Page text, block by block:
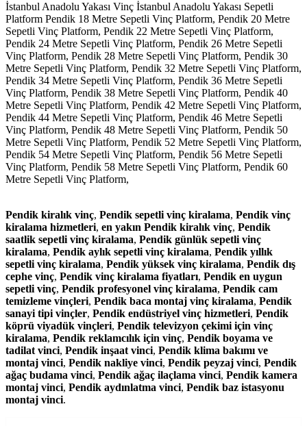
İstanbul Anadolu Yakası Vinç İstanbul Anadolu Yakası Sepetli
Platform Pendik 18 Metre Sepetli Vinç Platform, Pendik 20 Metre
Sepetli Vinç Platform, Pendik 22 Metre Sepetli Vinç Platform,
Pendik 24 Metre Sepetli Vinç Platform, Pendik 26 Metre Sepetli
Vinç Platform, Pendik 28 Metre Sepetli Vinç Platform, Pendik 30
Metre Sepetli Vinç Platform, Pendik 32 Metre Sepetli Vinç Platform,
Pendik 34 Metre Sepetli Vinç Platform, Pendik 36 Metre Sepetli
Vinç Platform, Pendik 38 Metre Sepetli Vinç Platform, Pendik 40
Metre Sepetli Vinç Platform, Pendik 42 Metre Sepetli Vinç Platform,
Pendik 44 Metre Sepetli Vinç Platform, Pendik 46 Metre Sepetli
Vinç Platform, Pendik 48 Metre Sepetli Vinç Platform, Pendik 50
Metre Sepetli Vinç Platform, Pendik 52 Metre Sepetli Vinç Platform,
Pendik 54 Metre Sepetli Vinç Platform, Pendik 56 Metre Sepetli
Vinç Platform, Pendik 58 Metre Sepetli Vinç Platform, Pendik 60
Metre Sepetli Vinç Platform,
Pendik kiralık vinç, Pendik sepetli vinç kiralama, Pendik vinç
kiralama hizmetleri, en yakın Pendik kiralık vinç, Pendik
saatlik sepetli vinç kiralama, Pendik günlük sepetli vinç
kiralama, Pendik aylık sepetli vinç kiralama, Pendik yıllık
sepetli vinç kiralama, Pendik yüksek vinç kiralama, Pendik dış
cephe vinç, Pendik vinç kiralama fiyatları, Pendik en uygun
sepetli vinç, Pendik profesyonel vinç kiralama, Pendik cam
temizleme vinçleri, Pendik baca montaj vinç kiralama, Pendik
sanayi tipi vinçler, Pendik endüstriyel vinç hizmetleri, Pendik
köprü viyadük vinçleri, Pendik televizyon çekimi için vinç
kiralama, Pendik reklamcılık için vinç, Pendik boyama ve
tadilat vinci, Pendik inşaat vinci, Pendik klima bakımı ve
montaj vinci, Pendik nakliye vinci, Pendik peyzaj vinci, Pendik
ağaç budama vinci, Pendik ağaç ilaçlama vinci, Pendik kamera
montaj vinci, Pendik aydınlatma vinci, Pendik baz istasyonu
montaj vinci.